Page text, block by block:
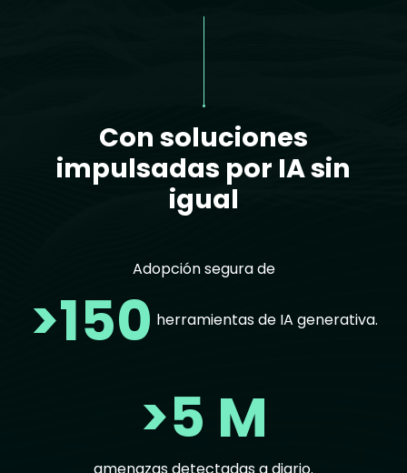
Con soluciones
impulsadas por IA sin
igual
Adopción segura de
>150 herramientas de IA generativa.
>5 M
amenazas detectadas a diario.